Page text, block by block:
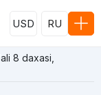
USD RU
8 daxasi,